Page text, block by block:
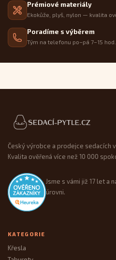
Prémiové materiály
Ekokůže, plyš, nylon — kvalita
Poradíme s výběrem
Tým na telefonu po–pá 7–15
Patička webu
Český výrobce a prodejce sedacích
Kvalita ověřená více než 10 000
Jsme s vámi již 17 let a
úrovni.
KATEGORIE
Křesla